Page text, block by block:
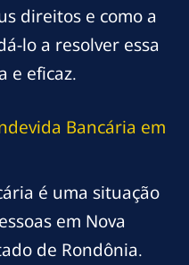
direitos e como a
lo a resolver essa
e eficaz.
Bancária em
é uma situação
em Nova
de Rondônia.